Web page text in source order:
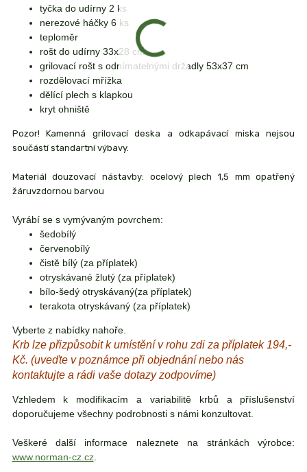
tyčka do udírny 2 ks
nerezové háčky 6 ks
teploměr
rošt do udírny 33x28 cm
grilovací rošt s odnímatelnými držadly 53x37 cm
rozdělovací mřížka
dělící plech s klapkou
kryt ohniště
Pozor! Kamenná grilovací deska a odkapávací miska nejsou
součástí standartní výbavy.
Materiál douzovací nástavby: ocelový plech 1,5 mm opatřený
žáruvzdornou barvou
Vyrábí se s vymývaným povrchem:
šedobílý
červenobílý
čistě bílý (za příplatek)
otryskávané žlutý (za příplatek)
bílo-šedý otryskávaný(za příplatek)
terakota otryskávaný (za příplatek)
Vyberte z nabídky nahoře.
Krb lze přizpůsobit k umístění v rohu zdi za příplatek 194,-
Kč. (uveďte v poznámce při objednání nebo nás
kontaktujte a rádi vaše dotazy zodpovíme)
Vzhledem k modifikacím a variabilitě krbů a příslušenství
doporučujeme všechny podrobnosti s námi konzultovat.
Veškeré další informace naleznete na stránkách výrobce:
www.norman-cz.cz.